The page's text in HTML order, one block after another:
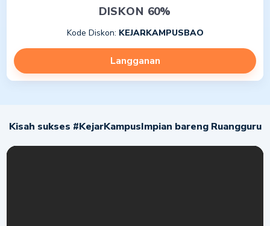
materi + 4 sesi kelas akselerasi per minggu
siswa per grup
Akses kelas pengembangan diri
DISKON 60%
Kode Diskon: KEJARKAMPUSBAO
Langganan
Kisah sukses #KejarKampusImpian bareng Ruangguru